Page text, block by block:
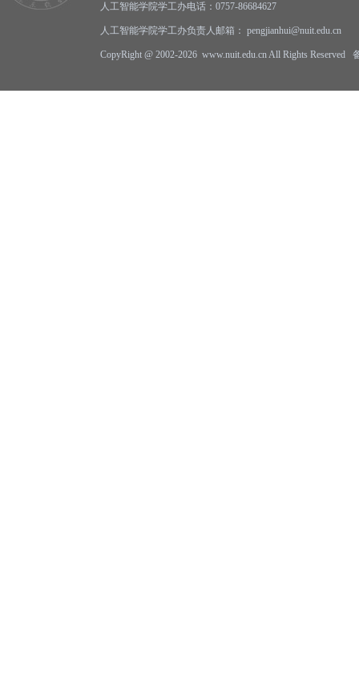
人工智能学院学工办电话：0757-86684627
人工智能学院学工办负责人邮箱： pengjianhui@nuit.edu.cn
CopyRight @ 2002-2026 www.nuit.edu.cn All Rights Reserved